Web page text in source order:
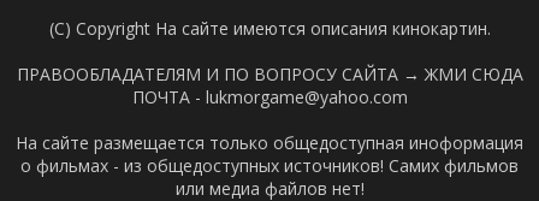
(C) Copyright На сайте имеются описания кинокартин.
ПРАВООБЛАДАТЕЛЯМ И ПО ВОПРОСУ САЙТА → ЖМИ СЮДА
ПОЧТА - lukmorgame@yahoo.com
На сайте размещается только общедоступная иноформация
о фильмах - из общедоступных источников! Самих фильмов
или медиа файлов нет!